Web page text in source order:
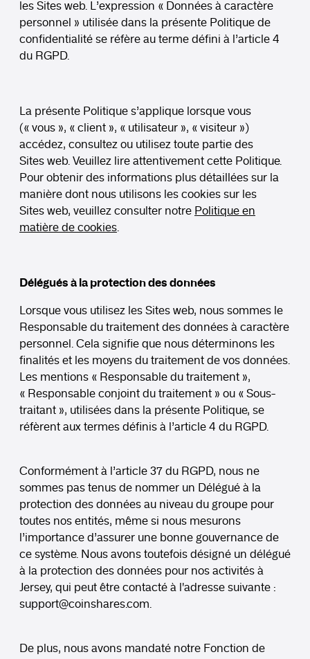
les Sites web. L’expression « Données à caractère
personnel » utilisée dans la présente Politique de
confidentialité se réfère au terme défini à l’article 4
du RGPD.
La présente Politique s’applique lorsque vous
(« vous », « client », « utilisateur », « visiteur »)
accédez, consultez ou utilisez toute partie des
Sites web. Veuillez lire attentivement cette Politique.
Pour obtenir des informations plus détaillées sur la
manière dont nous utilisons les cookies sur les
Sites web, veuillez consulter notre Politique en
matière de cookies
Délégués à la protection des données
Lorsque vous utilisez les Sites web, nous sommes le
Responsable du traitement des données à caractère
personnel. Cela signifie que nous déterminons les
finalités et les moyens du traitement de vos données.
Les mentions « Responsable du traitement »,
« Responsable conjoint du traitement » ou « Sous-
traitant », utilisées dans la présente Politique, se
réfèrent aux termes définis à l’article 4 du RGPD.
Conformément à l’article 37 du RGPD, nous ne
sommes pas tenus de nommer un Délégué à la
protection des données au niveau du groupe pour
toutes nos entités, même si nous mesurons
l’importance d’assurer une bonne gouvernance de
ce système. Nous avons toutefois désigné un délégué
à la protection des données pour nos activités à
Jersey, qui peut être contacté à l'adresse suivante :
support@coinshares.com
De plus, nous avons mandaté notre Fonction de